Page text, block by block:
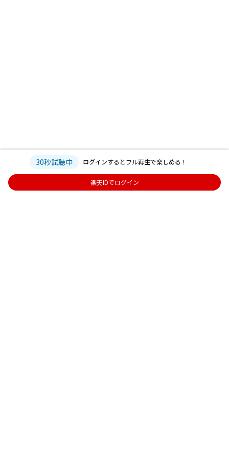
30秒試聴中 ログインするとフル再生で楽しめる！
楽天IDでログイン